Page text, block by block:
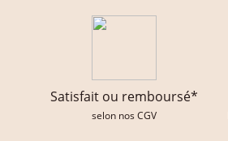
Satisfait ou remboursé*
selon nos CGV